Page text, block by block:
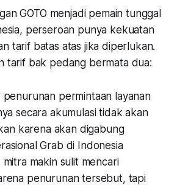
GOTO menjadi pemain tunggal
perseroan punya kekuatan
tarif batas atas jika diperlukan.
tarif bak pedang bermata dua:
penurunan permintaan layanan
secara akumulasi tidak akan
karena akan digabung
Grab di Indonesia
makin sulit mencari
penurunan tersebut, tapi